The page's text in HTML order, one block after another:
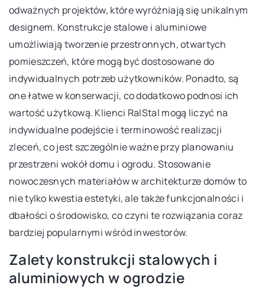
odważnych projektów, które wyróżniają się unikalnym
designem. Konstrukcje stalowe i aluminiowe
umożliwiają tworzenie przestronnych, otwartych
pomieszczeń, które mogą być dostosowane do
indywidualnych potrzeb użytkowników. Ponadto, są
one łatwe w konserwacji, co dodatkowo podnosi ich
wartość użytkową. Klienci RalStal mogą liczyć na
indywidualne podejście i terminowość realizacji
zleceń, co jest szczególnie ważne przy planowaniu
przestrzeni wokół domu i ogrodu. Stosowanie
nowoczesnych materiałów w architekturze domów to
nie tylko kwestia estetyki, ale także funkcjonalności i
dbałości o środowisko, co czyni te rozwiązania coraz
bardziej popularnymi wśród inwestorów.
Zalety konstrukcji stalowych i
aluminiowych w ogrodzie